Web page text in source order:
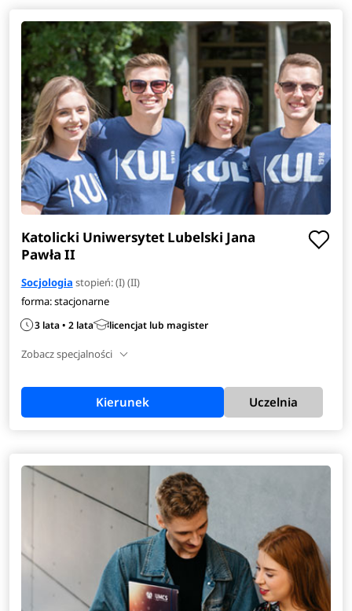
Katolicki Uniwersytet Lubelski Jana
Pawła II
Socjologia stopień: (I) (II)
forma: stacjonarne
3 lata • 2 lata licencjat lub magister
Zobacz specjalności
Kierunek Uczelnia